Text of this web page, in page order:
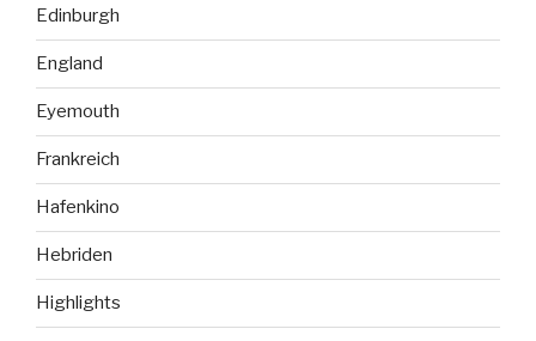
Edinburgh
England
Eyemouth
Frankreich
Hafenkino
Hebriden
Highlights